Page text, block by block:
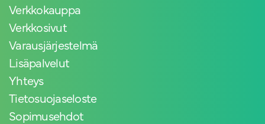
Verkkokauppa
Verkkosivut
Varausjärjestelmä
Lisäpalvelut
Yhteys
Tietosuojaseloste
Sopimusehdot